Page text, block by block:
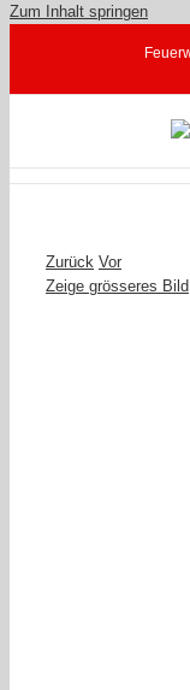
Zum Inhalt springen
Zurück Vor
Zeige grösseres Bild